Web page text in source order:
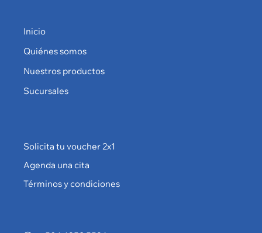
Inicio
Quiénes somos
Nuestros productos
Sucursales
Solicita tu voucher 2x1
Agenda una cita
Términos y condiciones